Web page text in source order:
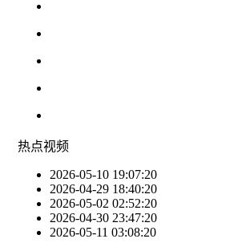
热点视频
2026-05-10 19:07:20
2026-04-29 18:40:20
2026-05-02 02:52:20
2026-04-30 23:47:20
2026-05-11 03:08:20